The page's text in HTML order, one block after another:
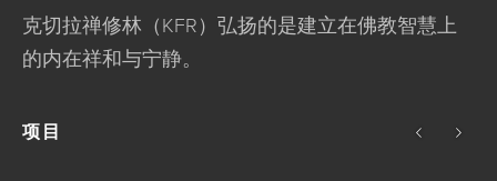
克切拉禅修林（KFR）弘扬的是建立在佛教智慧上
的内在祥和与宁静。
项目